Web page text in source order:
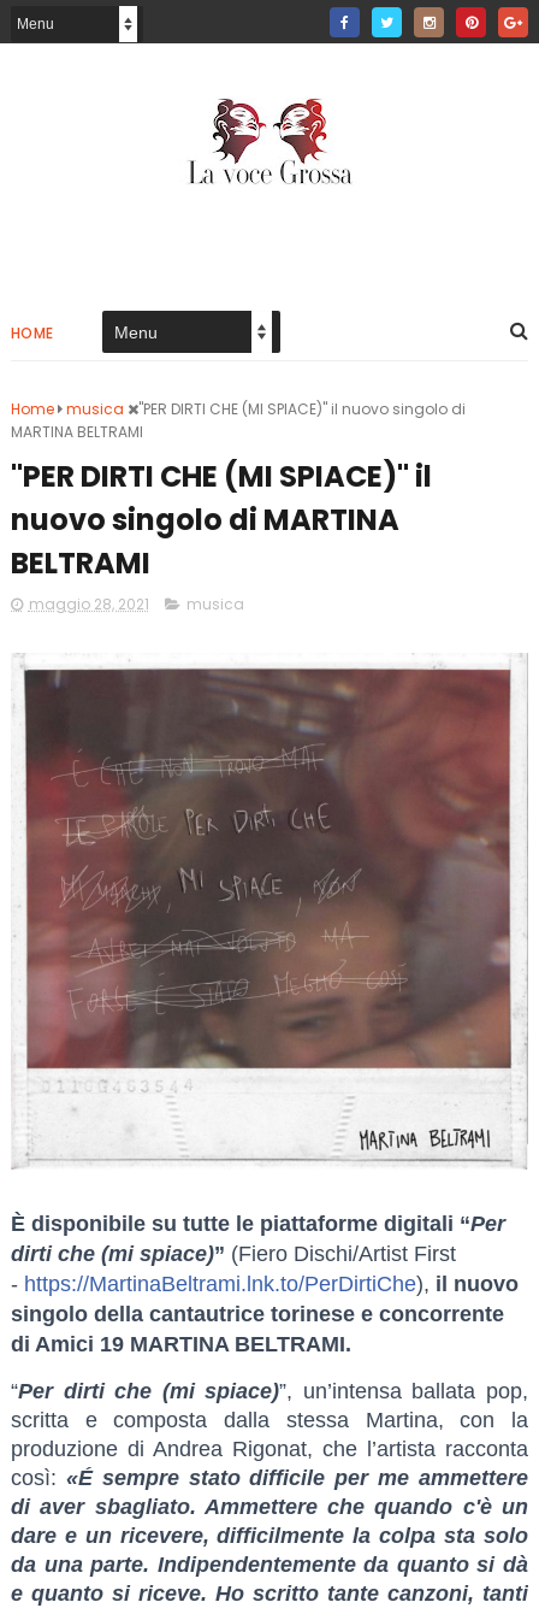
HOME
Home musica
"PER DIRTI CHE (MI SPIACE)" il nuovo singolo di
MARTINA BELTRAMI
"PER DIRTI CHE (MI SPIACE)" il
nuovo singolo di MARTINA
BELTRAMI
maggio 28, 2021 musica
È disponibile su tutte le piattaforme digitali “Per
dirti che (mi spiace)” (Fiero Dischi/Artist First
- https://MartinaBeltrami.lnk.to/PerDirtiChe), il nuovo
singolo della cantautrice torinese e concorrente
di Amici 19 MARTINA BELTRAMI.
“Per dirti che (mi spiace)”, un’intensa ballata pop,
scritta e composta dalla stessa Martina, con la
produzione di Andrea Rigonat, che l’artista racconta
così: «É sempre stato difficile per me ammettere
di aver sbagliato. Ammettere che quando c'è un
dare e un ricevere, difficilmente la colpa sta solo
da una parte. Indipendentemente da quanto si dà
e quanto si riceve. Ho scritto tante canzoni, tanti